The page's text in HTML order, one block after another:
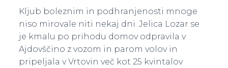
Kljub boleznim in podhranjenosti mnoge
niso mirovale niti nekaj dni. Jelica Lozar se
je kmalu po prihodu domov odpravila v
Ajdovščino z vozom in parom volov in
pripeljala v Vrtovin več kot 25 kvintalov